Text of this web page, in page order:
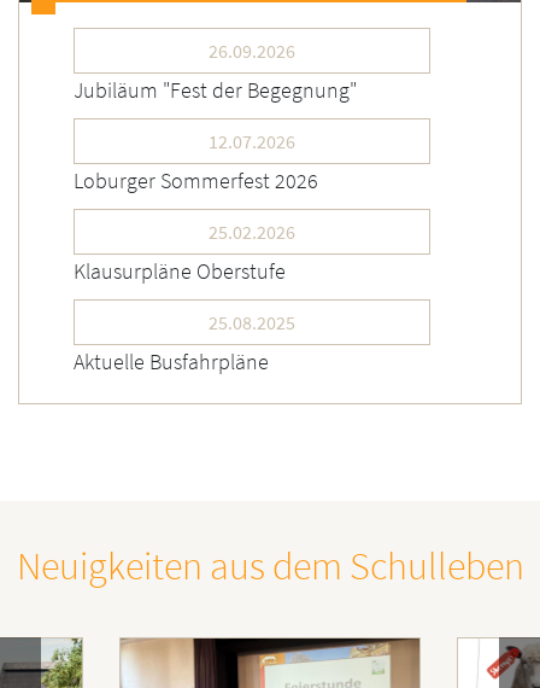
26.09.2026
Jubiläum "Fest der Begegnung"
12.07.2026
Loburger Sommerfest 2026
25.02.2026
Klausurpläne Oberstufe
25.08.2025
Aktuelle Busfahrpläne
Neuigkeiten aus dem Schulleben